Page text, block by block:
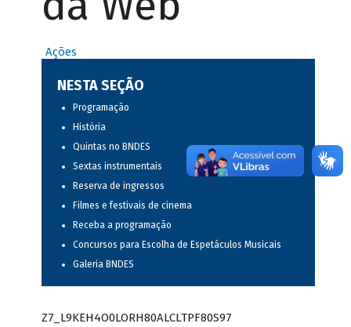
Ações
NESTA SEÇÃO
Programação
História
Quintas no BNDES
Sextas instrumentais
Reserva de ingressos
Filmes e festivais de cinema
Receba a programação
Concursos para Escolha de Espetáculos Musicais
Galeria BNDES
Z7_L9KEH4O0LORH80ALCLTPF80S97